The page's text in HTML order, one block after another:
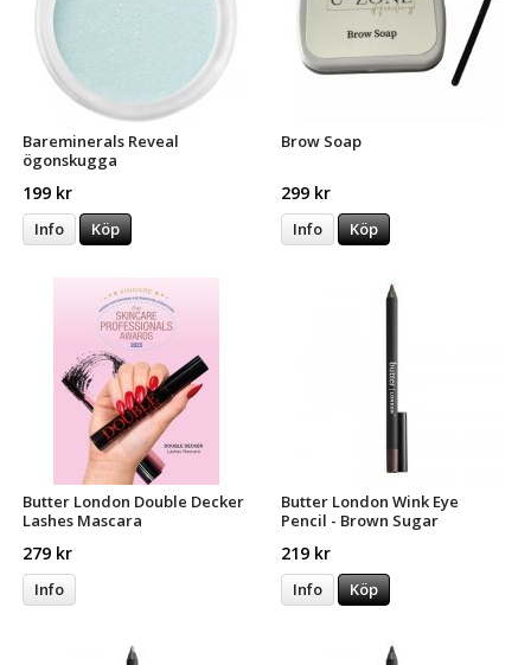
Bareminerals Reveal
ögonskugga
199 kr
Info Köp
Brow Soap
299 kr
Info Köp
Butter London Double Decker
Lashes Mascara
279 kr
Info
Butter London Wink Eye
Pencil - Brown Sugar
219 kr
Info Köp